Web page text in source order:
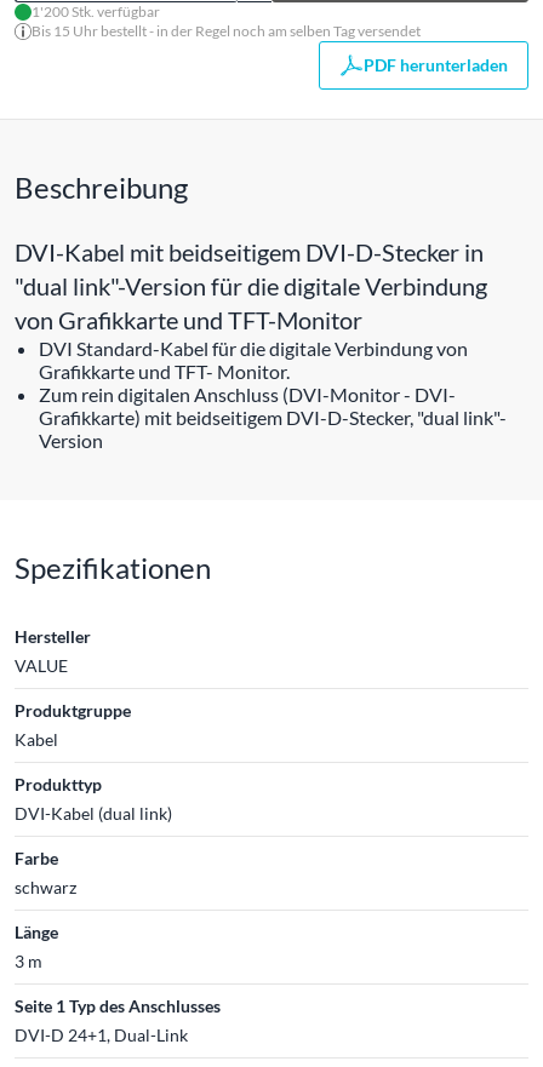
1'200 Stk. verfügbar
Bis 15 Uhr bestellt - in der Regel noch am selben Tag versendet
PDF herunterladen
Beschreibung
DVI-Kabel mit beidseitigem DVI-D-Stecker in
"dual link"-Version für die digitale Verbindung
von Grafikkarte und TFT-Monitor
DVI Standard-Kabel für die digitale Verbindung von
Grafikkarte und TFT- Monitor.
Zum rein digitalen Anschluss (DVI-Monitor - DVI-
Grafikkarte) mit beidseitigem DVI-D-Stecker, "dual link"-
Version
Spezifikationen
Hersteller
VALUE
Produktgruppe
Kabel
Produkttyp
DVI-Kabel (dual link)
Farbe
schwarz
Länge
3 m
Seite 1 Typ des Anschlusses
DVI-D 24+1, Dual-Link